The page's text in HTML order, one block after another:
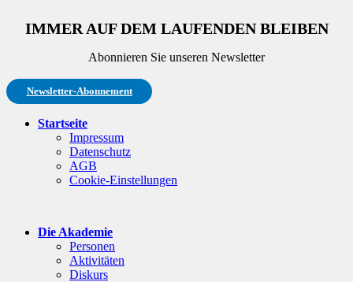
IMMER AUF DEM LAUFENDEN BLEIBEN
Abonnieren Sie unseren Newsletter
Newsletter-Abonnement
Startseite
Impressum
Datenschutz
AGB
Cookie-Einstellungen
Die Akademie
Personen
Aktivitäten
Diskurs